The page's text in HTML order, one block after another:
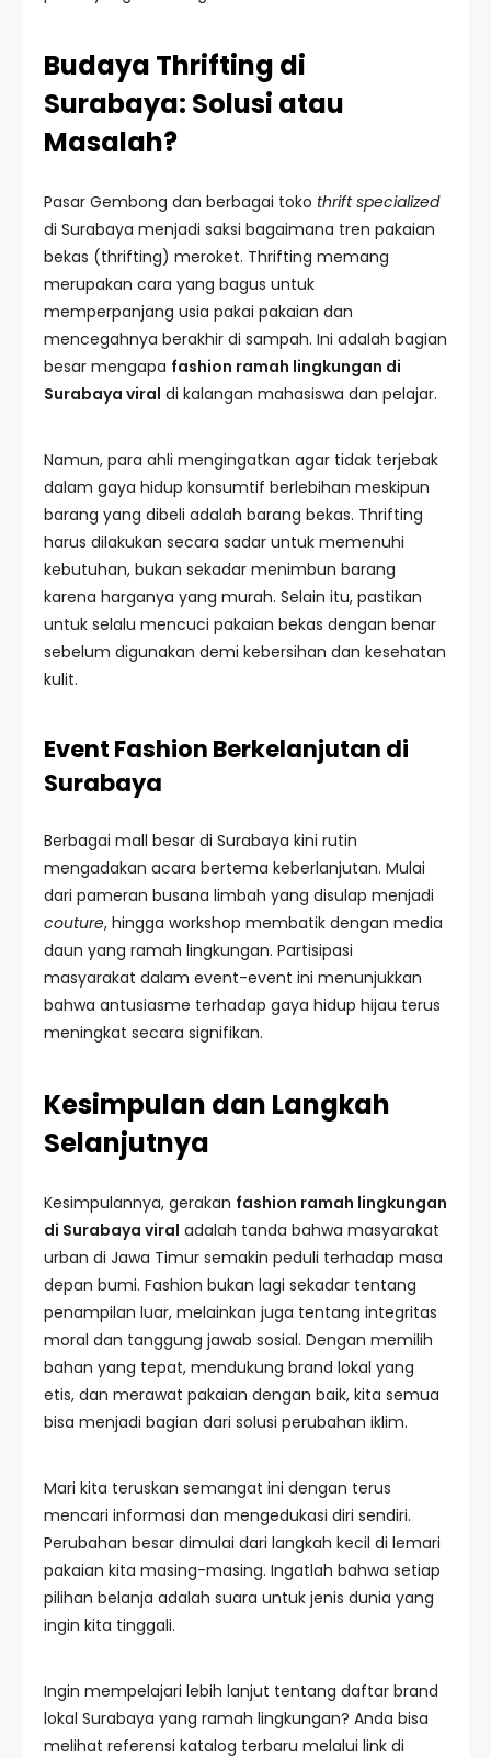
Budaya Thrifting di
Surabaya: Solusi atau
Masalah?
Pasar Gembong dan berbagai toko thrift specialized
di Surabaya menjadi saksi bagaimana tren pakaian
bekas (thrifting) meroket. Thrifting memang
merupakan cara yang bagus untuk
memperpanjang usia pakai pakaian dan
mencegahnya berakhir di sampah. Ini adalah bagian
besar mengapa fashion ramah lingkungan di
Surabaya viral di kalangan mahasiswa dan pelajar.
Namun, para ahli mengingatkan agar tidak terjebak
dalam gaya hidup konsumtif berlebihan meskipun
barang yang dibeli adalah barang bekas. Thrifting
harus dilakukan secara sadar untuk memenuhi
kebutuhan, bukan sekadar menimbun barang
karena harganya yang murah. Selain itu, pastikan
untuk selalu mencuci pakaian bekas dengan benar
sebelum digunakan demi kebersihan dan kesehatan
kulit.
Event Fashion Berkelanjutan di
Surabaya
Berbagai mall besar di Surabaya kini rutin
mengadakan acara bertema keberlanjutan. Mulai
dari pameran busana limbah yang disulap menjadi
couture, hingga workshop membatik dengan media
daun yang ramah lingkungan. Partisipasi
masyarakat dalam event-event ini menunjukkan
bahwa antusiasme terhadap gaya hidup hijau terus
meningkat secara signifikan.
Kesimpulan dan Langkah
Selanjutnya
Kesimpulannya, gerakan fashion ramah lingkungan
di Surabaya viral adalah tanda bahwa masyarakat
urban di Jawa Timur semakin peduli terhadap masa
depan bumi. Fashion bukan lagi sekadar tentang
penampilan luar, melainkan juga tentang integritas
moral dan tanggung jawab sosial. Dengan memilih
bahan yang tepat, mendukung brand lokal yang
etis, dan merawat pakaian dengan baik, kita semua
bisa menjadi bagian dari solusi perubahan iklim.
Mari kita teruskan semangat ini dengan terus
mencari informasi dan mengedukasi diri sendiri.
Perubahan besar dimulai dari langkah kecil di lemari
pakaian kita masing-masing. Ingatlah bahwa setiap
pilihan belanja adalah suara untuk jenis dunia yang
ingin kita tinggali.
Ingin mempelajari lebih lanjut tentang daftar brand
lokal Surabaya yang ramah lingkungan? Anda bisa
melihat referensi katalog terbaru melalui link di